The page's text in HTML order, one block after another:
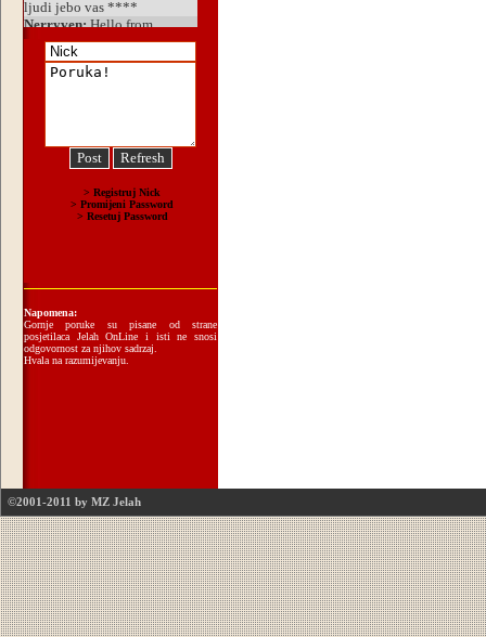
Napomena:
Gornje poruke su pisane od strane
posjetilaca Jelah OnLine i isti ne snosi
odgovornost za njihov sadrzaj.
Hvala na razumijevanju.
©2001-2011 by MZ Jelah